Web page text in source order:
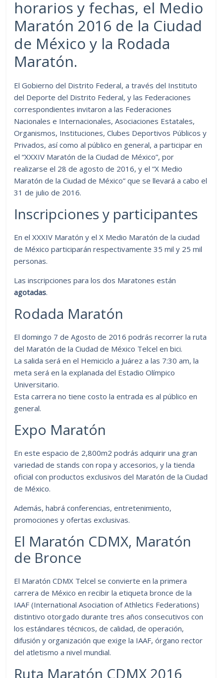
horarios y fechas, el Medio
Maratón 2016 de la Ciudad
de México y la Rodada
Maratón.
El Gobierno del Distrito Federal, a través del Instituto
del Deporte del Distrito Federal, y las Federaciones
correspondientes invitaron a las Federaciones
Nacionales e Internacionales, Asociaciones Estatales,
Organismos, Instituciones, Clubes Deportivos Públicos y
Privados, así como al público en general, a participar en
el “XXXIV Maratón de la Ciudad de México”, por
realizarse el 28 de agosto de 2016, y el “X Medio
Maratón de la Ciudad de México” que se llevará a cabo el
31 de julio de 2016.
Inscripciones y participantes
En el XXXIV Maratón y el X Medio Maratón de la ciudad
de México participarán respectivamente 35 mil y 25 mil
personas.
Las inscripciones para los dos Maratones están
agotadas.
Rodada Maratón
El domingo 7 de Agosto de 2016 podrás recorrer la ruta
del Maratón de la Ciudad de México Telcel en bici.
La salida será en el Hemiciclo a Juárez a las 7:30 am, la
meta será en la explanada del Estadio Olímpico
Universitario.
Esta carrera no tiene costo la entrada es al público en
general.
Expo Maratón
En este espacio de 2,800m2 podrás adquirir una gran
variedad de stands con ropa y accesorios, y la tienda
oficial con productos exclusivos del Maratón de la Ciudad
de México.
Además, habrá conferencias, entretenimiento,
promociones y ofertas exclusivas.
El Maratón CDMX, Maratón
de Bronce
El Maratón CDMX Telcel se convierte en la primera
carrera de México en recibir la etiqueta bronce de la
IAAF (International Asociation of Athletics Federations)
distintivo otorgado durante tres años consecutivos con
los estándares técnicos, de calidad, de operación,
difusión y organización que exige la IAAF, órgano rector
del atletismo a nivel mundial.
Ruta Maratón CDMX 2016